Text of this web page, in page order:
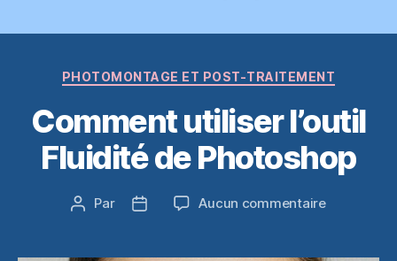
Catégories
PHOTOMONTAGE ET POST-TRAITEMENT
Comment utiliser l’outil
Fluidité de Photoshop
Auteur
Par
Date
Aucun commentairesur